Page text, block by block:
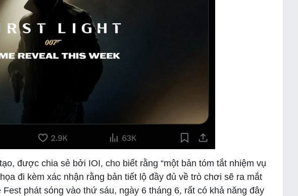
được chia sẻ bởi IOI, cho biết rằng “một bản tóm tắt nhiệm vụ
đi kèm xác nhận rằng bản tiết lộ đầy đủ về trò chơi sẽ ra mắt
phát sóng vào thứ sáu, ngày 6 tháng 6, rất có khả năng đây